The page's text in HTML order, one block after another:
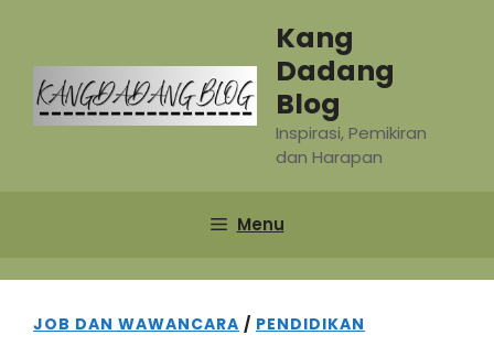
content
Kang
Dadang
Blog
Inspirasi, Pemikiran
dan Harapan
Menu
JOB DAN WAWANCARA / PENDIDIKAN